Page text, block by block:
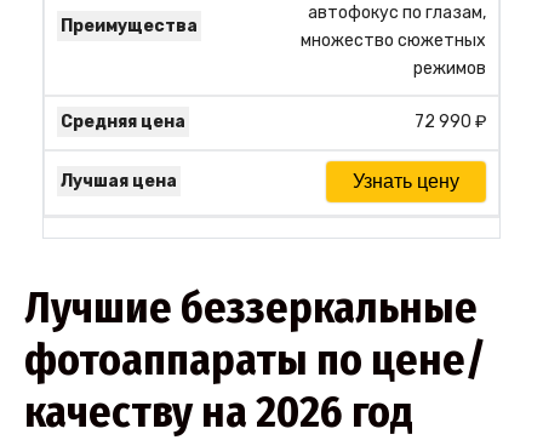
автофокус по глазам,
множество сюжетных
режимов
72 990 ₽
Узнать цену
Лучшие беззеркальные
фотоаппараты по цене/
качеству на 2026 год